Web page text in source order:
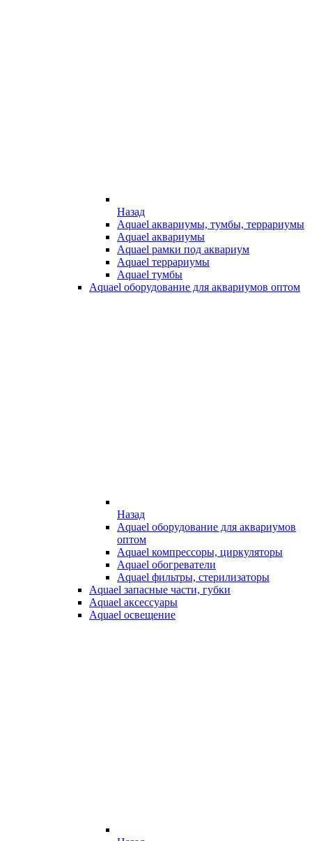
Назад
Aquael аквариумы, тумбы, террариумы
Aquael аквариумы
Aquael рамки под аквариум
Aquael террариумы
Aquael тумбы
Aquael оборудование для аквариумов оптом
Назад
Aquael оборудование для аквариумов
оптом
Aquael компрессоры, циркуляторы
Aquael обогреватели
Aquael фильтры, стерилизаторы
Aquael запасные части, губки
Aquael аксессуары
Aquael освещение